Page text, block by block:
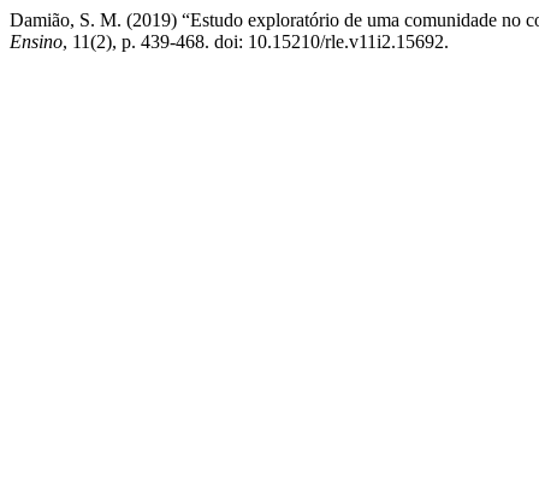
Damião, S. M. (2019) “Estudo exploratório de uma comunidade no
Ensino, 11(2), p. 439-468. doi: 10.15210/rle.v11i2.15692.